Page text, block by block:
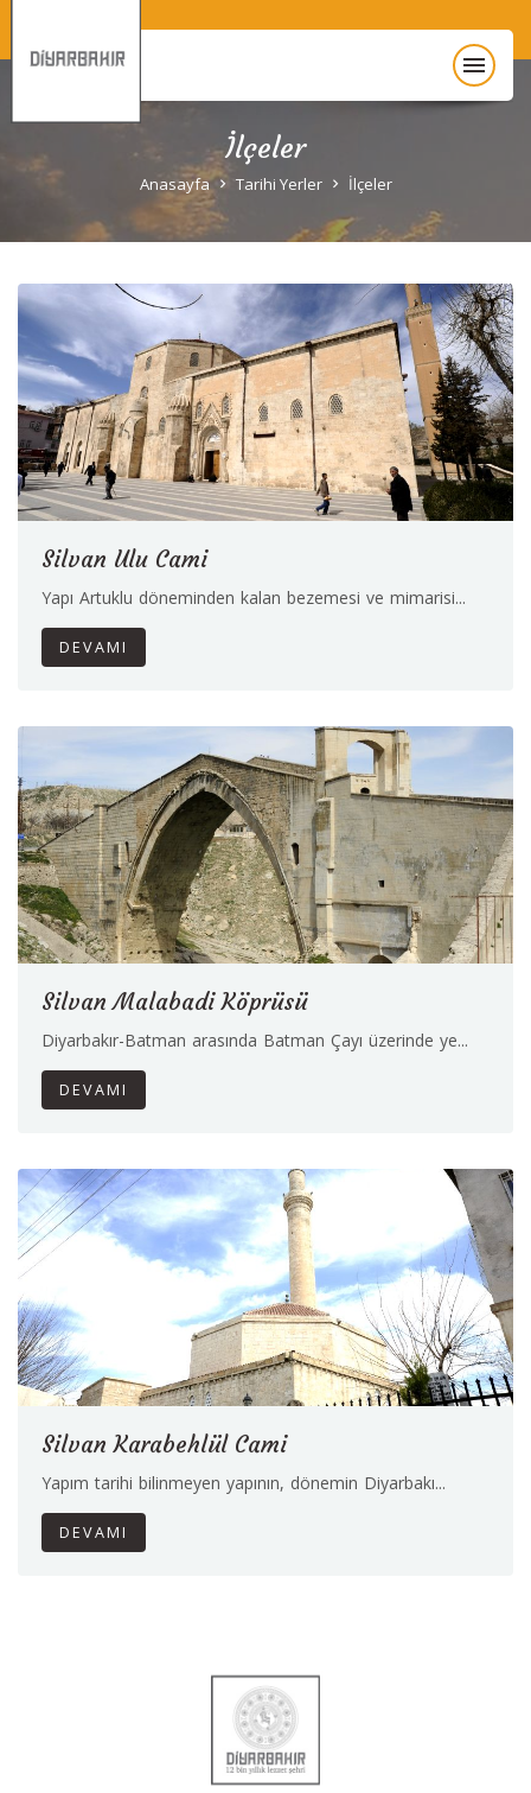
menu
Anasayfa
Diyarbakır Hakkında
Unesco
İlçeler
Anasayfa Tarihi Yerler İlçeler
Silvan Ulu Cami
Yapı Artuklu döneminden kalan bezemesi ve mimarisi...
DEVAMI
Silvan Malabadi Köprüsü
Diyarbakır-Batman arasında Batman Çayı üzerinde ye...
DEVAMI
Silvan Karabehlül Cami
Yapım tarihi bilinmeyen yapının, dönemin Diyarbakı...
DEVAMI